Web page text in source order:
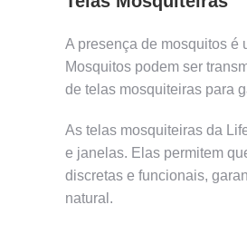
A presença de mosquitos é
Mosquitos podem ser
de telas mosquiteiras para
As telas mosquiteiras da
e janelas. Elas permitem
discretas e funcionais,
natural.